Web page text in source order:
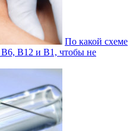
По какой схеме
В12 и В1, чтобы не